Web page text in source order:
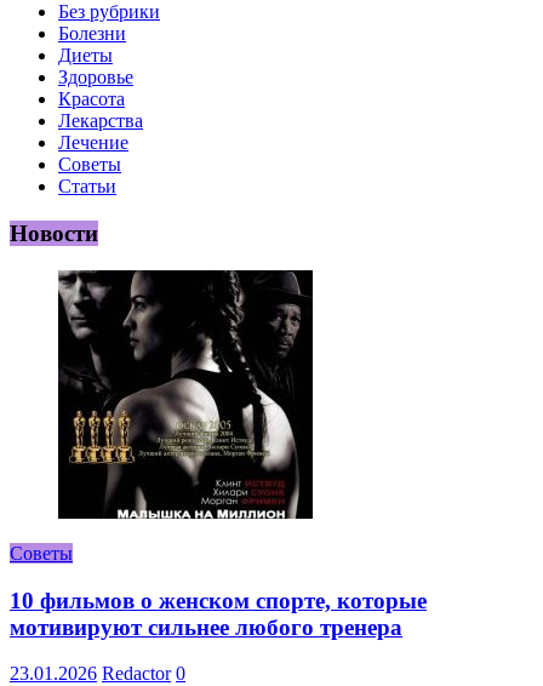
Без рубрики
Болезни
Диеты
Здоровье
Красота
Лекарства
Лечение
Советы
Статьи
Новости
Советы
10 фильмов о женском спорте, которые
мотивируют сильнее любого тренера
23.01.2026 Redactor 0